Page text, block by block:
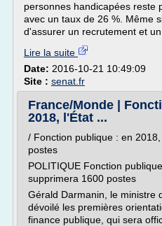
personnes handicapées reste
avec un taux de 26 %. Même
d'assurer un recrutement et un
Lire la suite
Date: 2016-10-21 10:49:09
Site : senat.fr
France/Monde |
2018, l'État ...
/ Fonction publique : en
postes
POLITIQUE Fonction
supprimera 1600 postes
Gérald Darmanin, le ministre
dévoilé les premières
finance publique, qui sera